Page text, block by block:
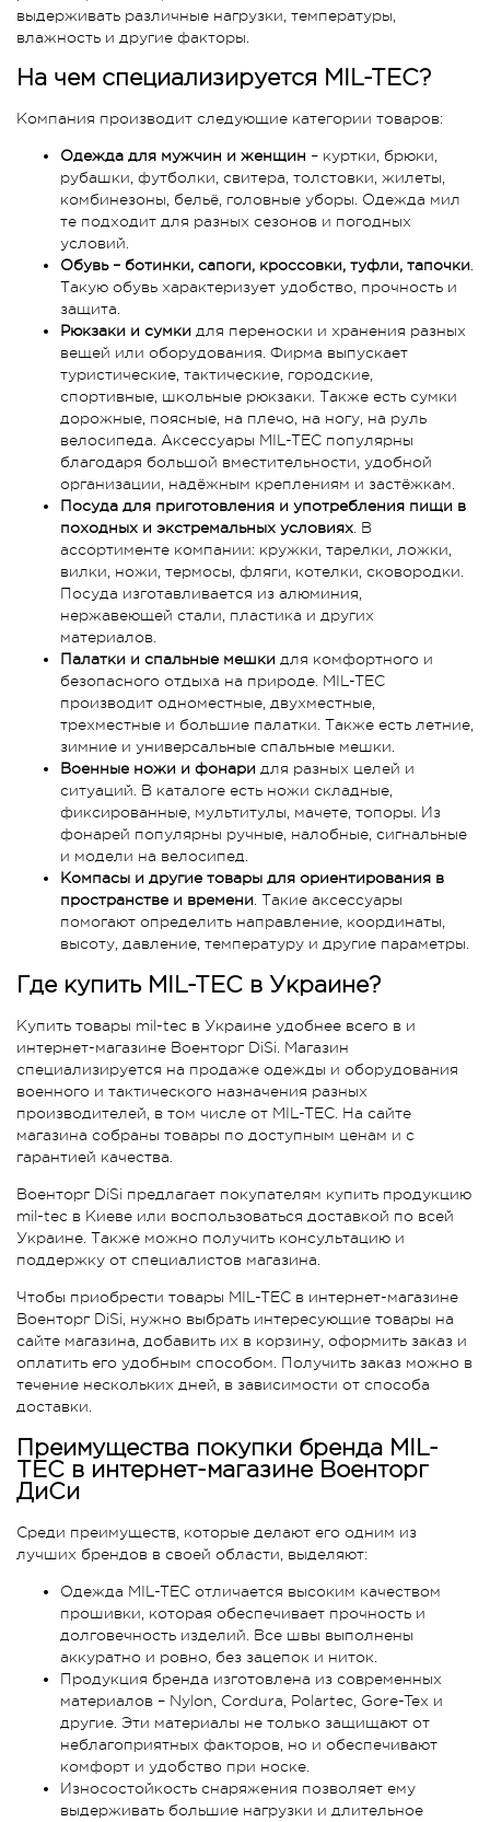
выдерживать различные нагрузки, температуры,
влажность и другие факторы.
На чем специализируется MIL-TEC?
Компания производит следующие категории товаров:
Одежда для мужчин и женщин – куртки, брюки,
рубашки, футболки, свитера, толстовки, жилеты,
комбинезоны, бельё, головные уборы. Одежда мил
те подходит для разных сезонов и погодных
условий.
Обувь – ботинки, сапоги, кроссовки, туфли, тапочки.
Такую обувь характеризует удобство, прочность и
защита.
Рюкзаки и сумки для переноски и хранения разных
вещей или оборудования. Фирма выпускает
туристические, тактические, городские,
спортивные, школьные рюкзаки. Также есть сумки
дорожные, поясные, на плечо, на ногу, на руль
велосипеда. Аксессуары MIL-TEC популярны
благодаря большой вместительности, удобной
организации, надёжным креплениям и застёжкам.
Посуда для приготовления и употребления пищи в
походных и экстремальных условиях. В
ассортименте компании: кружки, тарелки, ложки,
вилки, ножи, термосы, фляги, котелки, сковородки.
Посуда изготавливается из алюминия,
нержавеющей стали, пластика и других
материалов.
Палатки и спальные мешки для комфортного и
безопасного отдыха на природе. MIL-TEC
производит одноместные, двухместные,
трехместные и большие палатки. Также есть летние,
зимние и универсальные спальные мешки.
Военные ножи и фонари для разных целей и
ситуаций. В каталоге есть ножи складные,
фиксированные, мультитулы, мачете, топоры. Из
фонарей популярны ручные, налобные, сигнальные
и модели на велосипед.
Компасы и другие товары для ориентирования в
пространстве и времени. Такие аксессуары
помогают определить направление, координаты,
высоту, давление, температуру и другие параметры.
Где купить MIL-TEC в Украине?
Купить товары mil-tec в Украине удобнее всего в и
интернет-магазине Военторг DiSi. Магазин
специализируется на продаже одежды и оборудования
военного и тактического назначения разных
производителей, в том числе от MIL-TEC. На сайте
магазина собраны товары по доступным ценам и с
гарантией качества.
Военторг DiSi предлагает покупателям купить продукцию
mil-tec в Киеве или воспользоваться доставкой по всей
Украине. Также можно получить консультацию и
поддержку от специалистов магазина.
Чтобы приобрести товары MIL-TEC в интернет-магазине
Военторг DiSi, нужно выбрать интересующие товары на
сайте магазина, добавить их в корзину, оформить заказ и
оплатить его удобным способом. Получить заказ можно в
течение нескольких дней, в зависимости от способа
доставки.
Преимущества покупки бренда MIL-
TEC в интернет-магазине Военторг
ДиСи
Среди преимуществ, которые делают его одним из
лучших брендов в своей области, выделяют:
Одежда MIL-TEC отличается высоким качеством
прошивки, которая обеспечивает прочность и
долговечность изделий. Все швы выполнены
аккуратно и ровно, без зацепок и ниток.
Продукция бренда изготовлена из современных
материалов – Nylon, Cordura, Polartec, Gore-Tex и
другие. Эти материалы не только защищают от
неблагоприятных факторов, но и обеспечивают
комфорт и удобство при носке.
Износостойкость снаряжения позволяет ему
выдерживать большие нагрузки и длительное